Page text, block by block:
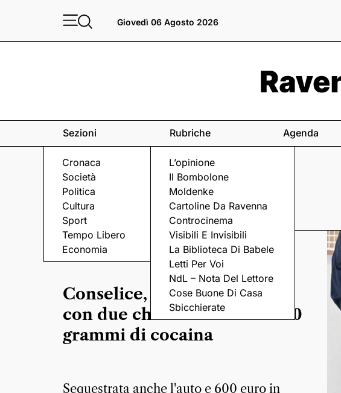
Giovedì 06 Agosto 2026
Sezioni
Cronaca
Società
Politica
Cultura
Sport
Tempo Libero
Economia
Rubriche
L’opinione
Il Bombolone
Moldenke
Cartoline Da Ravenna
Controcinema
Visibili E Invisibili
La Biblioteca Di Babele
Letti Per Voi
NdL – Nota Del Lettore
Cose Buone Di Casa
Sbicchierate
Agenda
CARABINIERI
Conselice, arrestato 39enne
con due chili di hashish e 300
grammi di cocaina
Sequestrata anche l'auto e 600 euro in